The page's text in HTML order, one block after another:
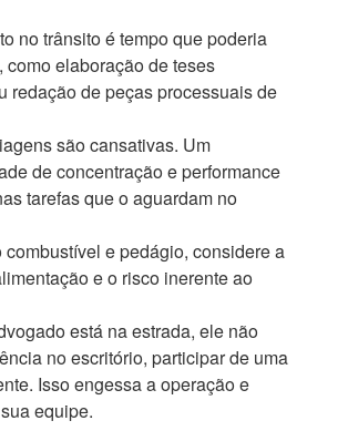
no trânsito é tempo que poderia
elaboração de teses
redação de peças processuais de
são cansativas. Um
de concentração e performance
tarefas que o aguardam no
combustível e pedágio, considere a
e o risco inerente ao
está na estrada, ele não
no escritório, participar de uma
Isso engessa a operação e
equipe.